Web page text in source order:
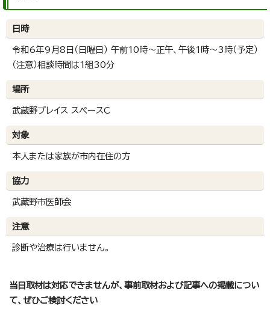
日時
令和6年9月8日（日曜日） 午前10時～正午、午後1時～3時（予定）
（注意）相談時間は1組30分
場所
武蔵野プレイス スペースC
対象
本人または家族が市内在住の方
協力
武蔵野市医師会
注意
診断や治療は行いません。
当日取材は対応できませんが、事前取材および記事への掲載につい
て、ぜひご検討ください